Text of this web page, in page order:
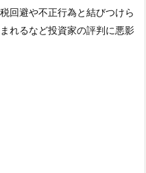
回避や不正行為と結びつけら
れるなど投資家の評判に悪影